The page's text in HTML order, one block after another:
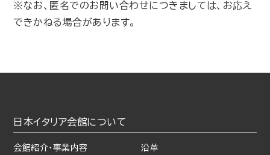
※なお、匿名でのお問い合わせにつきましては、お応え
できかねる場合があります。
日本イタリア会館について
会館紹介・事業内容 沿革